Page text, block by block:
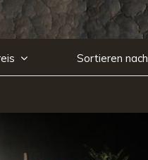
Sortieren nach